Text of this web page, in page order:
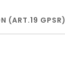
(ART.19 GPSR)